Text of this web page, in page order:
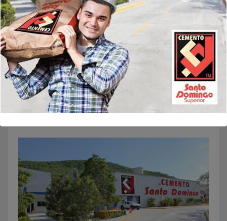
Guarda mi nombre, correo electrónico y web en este
navegador para la próxima vez que comente.